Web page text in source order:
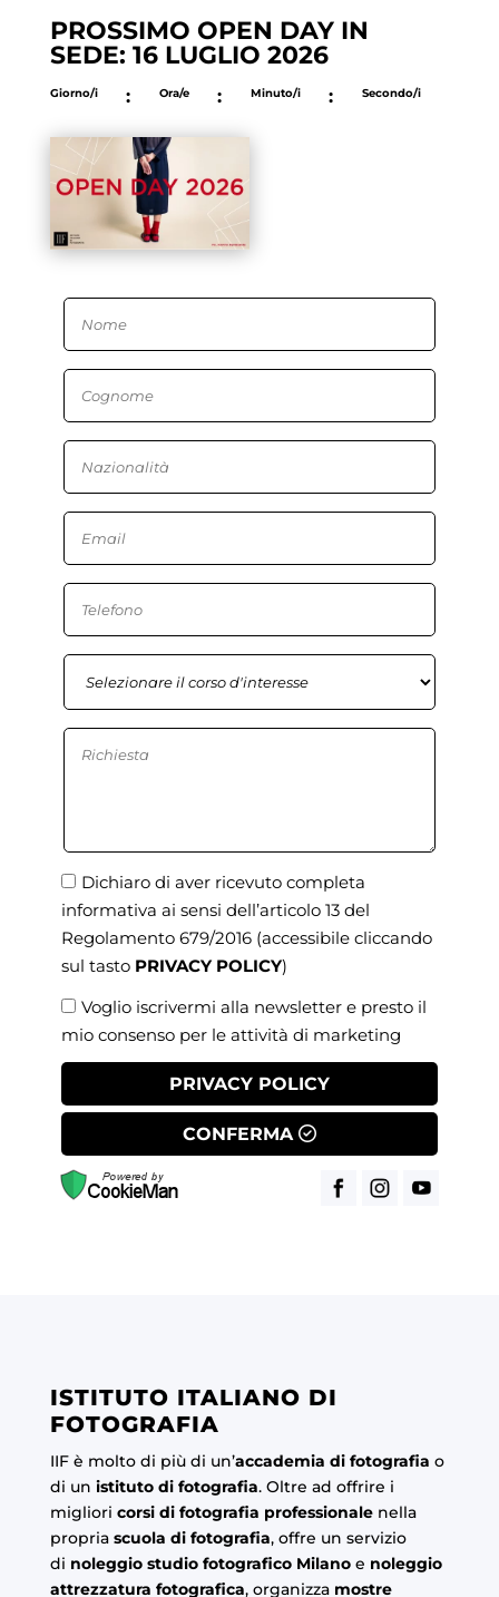
PROSSIMO OPEN DAY IN
SEDE: 16 LUGLIO 2026
Giorno/i : Ora/e : Minuto/i : Secondo/i
Dichiaro di aver ricevuto completa
informativa ai sensi dell’articolo 13 del
Regolamento 679/2016 (accessibile cliccando
sul tasto PRIVACY POLICY)
Voglio iscrivermi alla newsletter e presto il
mio consenso per le attività di marketing
PRIVACY POLICY
CONFERMA
ISTITUTO ITALIANO DI
FOTOGRAFIA
IIF è molto di più di un’accademia di fotografia o
di un istituto di fotografia. Oltre ad offrire i
migliori corsi di fotografia professionalenella
propria scuola di fotografia, offre un servizio
di noleggio studio fotografico Milano e noleggio
attrezzatura fotografica, organizza mostre